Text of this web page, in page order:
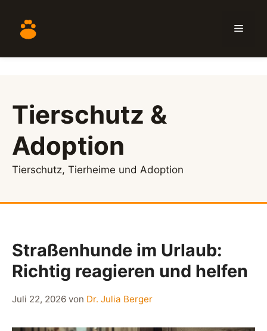
Inhalt
springen
Menü
Tierschutz &
Adoption
Tierschutz, Tierheime und Adoption
Straßenhunde im Urlaub:
Richtig reagieren und helfen
Juli 22, 2026 von Dr. Julia Berger